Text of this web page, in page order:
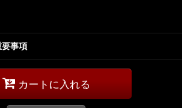
事項
カートに入れる